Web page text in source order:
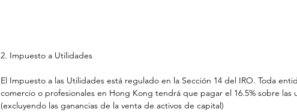
2. Impuesto a Utilidades
El Impuesto a las Utilidades está regulado en la Sección 14 del IRO. Toda
comercio o profesionales en Hong Kong tendrá que pagar el 16.5% sobre las
(excluyendo las ganancias de la venta de activos de capital)